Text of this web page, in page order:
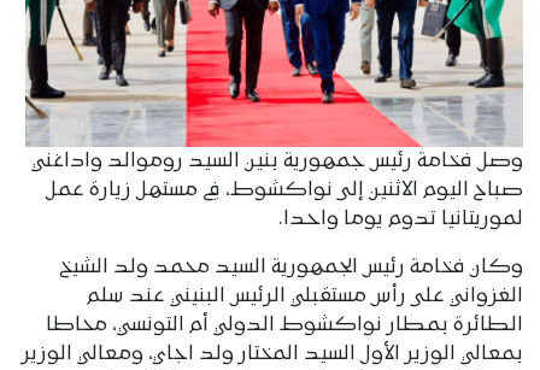
وصل فخامة رئيس جمهورية بنين السيد روموالد واداغني
صباح اليوم الاثنين إلى نواكشوط، في مستهل زيارة عمل
لموريتانيا تدوم يوما واحدا.
وكان فخامة رئيس الجمهورية السيد محمد ولد الشيخ
الغزواني على رأس مستقبلي الرئيس البنيني عند سلم
الطائرة بمطار نواكشوط الدولي أم التونسي، محاطا
بمعالي الوزير الأول السيد المختار ولد اجاي، ومعالي الوزير